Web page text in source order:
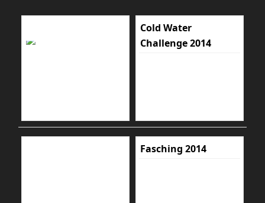
Cold Water
Challenge 2014
Fasching 2014